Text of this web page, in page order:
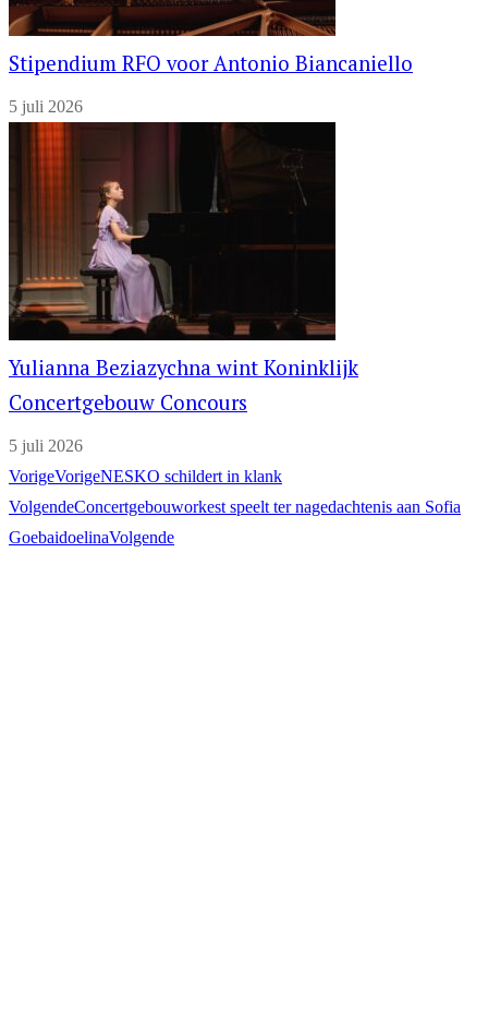
Stipendium RFO voor Antonio Biancaniello
5 juli 2026
Yulianna Beziazychna wint Koninklijk
Concertgebouw Concours
5 juli 2026
VorigeVorigeNESKO schildert in klank
VolgendeConcertgebouworkest speelt ter nagedachtenis aan Sofia
GoebaidoelinaVolgende